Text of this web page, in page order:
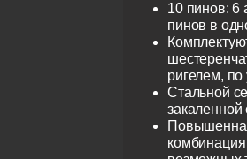
10 пинов: 6
пинов в
ригелем,
Стальной
закаленной